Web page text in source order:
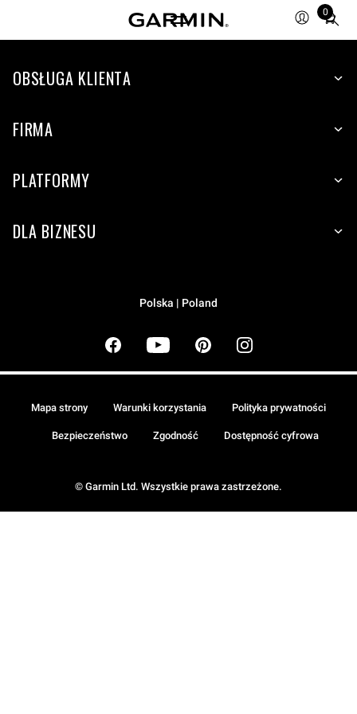
0
Total
OBSŁUGA KLIENTA
FIRMA
PLATFORMY
DLA BIZNESU
Polska | Poland
© Garmin Ltd. Wszystkie prawa zastrzeżone.
Mapa strony Warunki korzystania Polityka prywatności
Bezpieczeństwo Zgodność Dostępność cyfrowa